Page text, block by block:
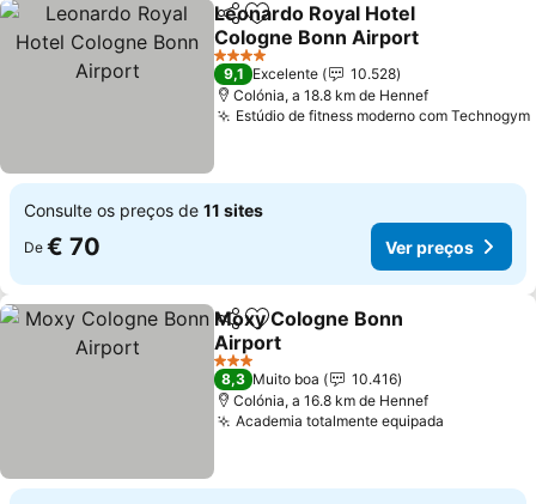
PartilharAdicionar aos favoritos
Leonardo Royal Hotel
Cologne Bonn Airport
Ver preços
4 Estrelas
9,1 Excelente
10.528
Colónia, a 18.8 km de Hennef
Estúdio de fitness moderno com Technogym
Consulte os preços de 11 sites
De € 70 Ver preços
PartilharAdicionar aos favoritos
Moxy Cologne Bonn
Airport
Ver preços
3 Estrelas
8,3 Muito boa
10.416
Colónia, a 16.8 km de Hennef
Academia totalmente equipada